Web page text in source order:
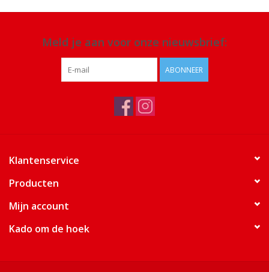
Meld je aan voor onze nieuwsbrief:
ABONNEER
Klantenservice
Producten
Mijn account
Kado om de hoek